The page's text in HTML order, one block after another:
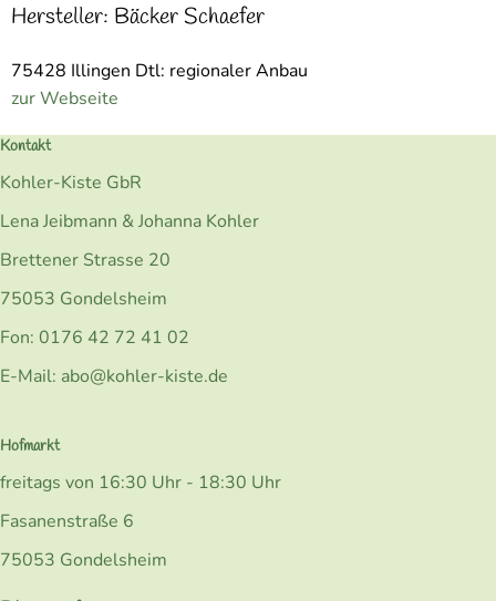
Hersteller: Bäcker Schaefer
75428 Illingen Dtl: regionaler Anbau
zur Webseite
Kontakt
Kohler-Kiste GbR
Lena Jeibmann & Johanna Kohler
Brettener Strasse 20
75053 Gondelsheim
Fon: 0176 42 72 41 02
E-Mail: abo@kohler-kiste.de
Hofmarkt
freitags von 16:30 Uhr - 18:30 Uhr
Fasanenstraße 6
75053 Gondelsheim